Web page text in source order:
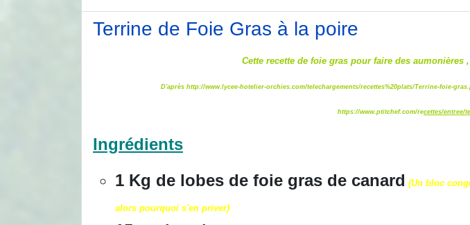
Terrine de Foie Gras à la poire
Cette recette de foie gras pour faire des
D'après http://www.lycee-hotelier-orchies.com/telechargements/recettes%20plats/Terrine-foie-
https://www.ptitchef.com/recettes/entree/
Ingrédients
1 Kg de lobes de foie gras de canard (Un bloc
alors pourquoi s'en priver)